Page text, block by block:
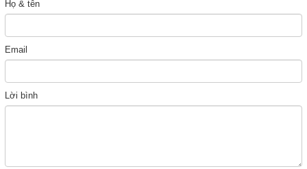
Họ & tên
Email
Lời bình